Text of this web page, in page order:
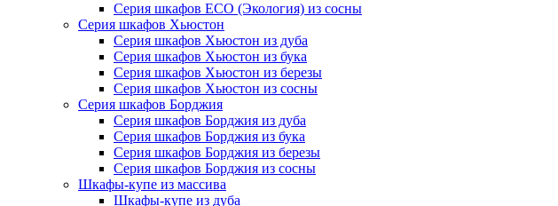
Серия шкафов ECO (Экология) из сосны
Серия шкафов Хьюстон
Серия шкафов Хьюстон из дуба
Серия шкафов Хьюстон из бука
Серия шкафов Хьюстон из березы
Серия шкафов Хьюстон из сосны
Серия шкафов Борджия
Серия шкафов Борджия из дуба
Серия шкафов Борджия из бука
Серия шкафов Борджия из березы
Серия шкафов Борджия из сосны
Шкафы-купе из массива
Шкафы-купе из дуба